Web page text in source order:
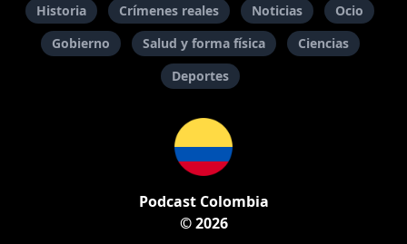
Historia
Crímenes reales Noticias
Ocio
Gobierno
Salud y forma física
Ciencias
Deportes
Podcast Colombia
© 2026